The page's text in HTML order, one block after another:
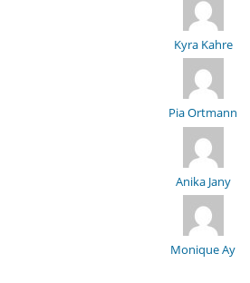
Kyra Kahre
Pia Ortmann
Anika Jany
Monique Ay